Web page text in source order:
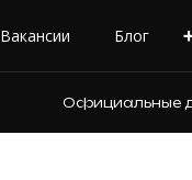
Вакансии Блог
Официальные